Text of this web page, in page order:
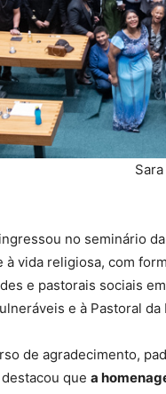
no seminário
à vida religiosa, com
e pastorais sociais
e à Pastoral
de agradecimento,
que a